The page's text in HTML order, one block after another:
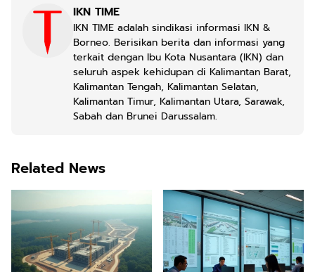
IKN TIME
IKN TIME adalah sindikasi informasi IKN &
Borneo. Berisikan berita dan informasi yang
terkait dengan Ibu Kota Nusantara (IKN) dan
seluruh aspek kehidupan di Kalimantan Barat,
Kalimantan Tengah, Kalimantan Selatan,
Kalimantan Timur, Kalimantan Utara, Sarawak,
Sabah dan Brunei Darussalam.
Related News